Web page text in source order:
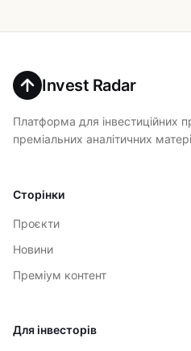
Invest Radar
Платформа для інвестиційних
преміальних аналітичних
Сторінки
Проєкти
Новини
Преміум контент
Для інвесторів